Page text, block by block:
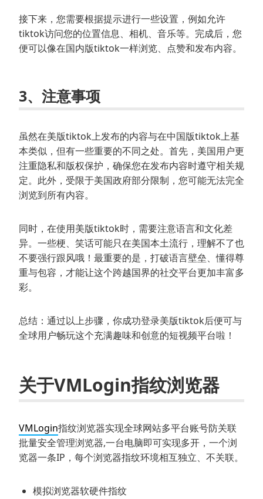
接下来，您需要根据提示进行一些设置，例如允许
tiktok访问您的位置信息、相机、音乐等。完成后，您
便可以像在国内版tiktok一样浏览、点赞和发布内容。
3、注意事项
虽然在美版tiktok上发布的内容与在中国版tiktok上基
本类似，但有一些重要的不同之处。首先，美国用户更
注重隐私和版权保护，确保您在发布内容时遵守相关规
定。此外，受限于美国政府部分限制，您可能无法完全
浏览到所有内容。
同时，在使用美版tiktok时，需要注意语言和文化差
异。一些梗、笑话可能只在美国本土流行，理解不了也
不要强行跟风哦！最重要的是，打破语言壁垒、懂得尊
重与包容，才能让这个跨越国界的社交平台更加丰富多
彩。
总结：通过以上步骤，你成功登录美版tiktok后便可与
全球用户畅玩这个充满趣味和创意的短视频平台啦！
关于VMLogin指纹浏览器
VMLogin指纹浏览器实现全球网站多平台账号防关联
批量安全管理浏览器,一台电脑即可实现多开，一个浏
览器一条IP，每个浏览器指纹环境相互独立、不关联。
模拟浏览器软硬件指纹